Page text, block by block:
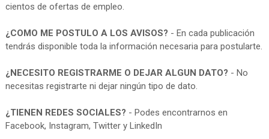
cientos de ofertas de empleo.
¿COMO ME POSTULO A LOS AVISOS? - En cada publicación
tendrás disponible toda la información necesaria para postularte.
¿NECESITO REGISTRARME O DEJAR ALGUN DATO? - No
necesitas registrarte ni dejar ningún tipo de dato.
¿TIENEN REDES SOCIALES? - Podes encontrarnos en
Facebook, Instagram, Twitter y LinkedIn